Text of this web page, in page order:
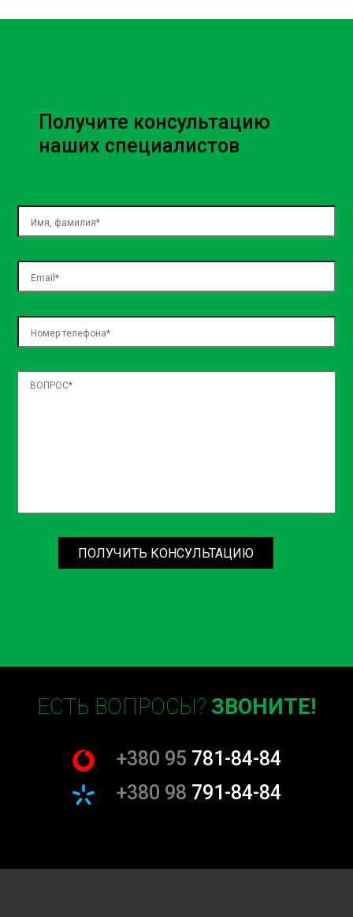
Получите консультацию
наших специалистов
ПОЛУЧИТЬ КОНСУЛЬТАЦИЮ
ЕСТЬ ВОПРОСЫ? ЗВОНИТЕ!
+380 95 781-84-84
+380 98 791-84-84